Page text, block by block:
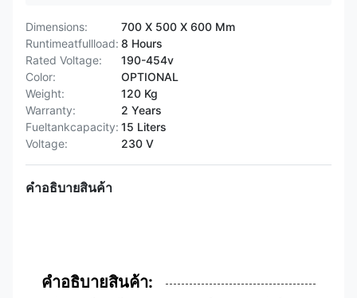
Dimensions:
700 X 500 X 600 Mm
Runtimeatfullload: 8 Hours
Rated Voltage:
190-454v
Color:
OPTIONAL
Weight:
120 Kg
Warranty:
2 Years
Fueltankcapacity: 15 Liters
Voltage:
230 V
คําอธิบายสินค้า
คําอธิบายสินค้า: